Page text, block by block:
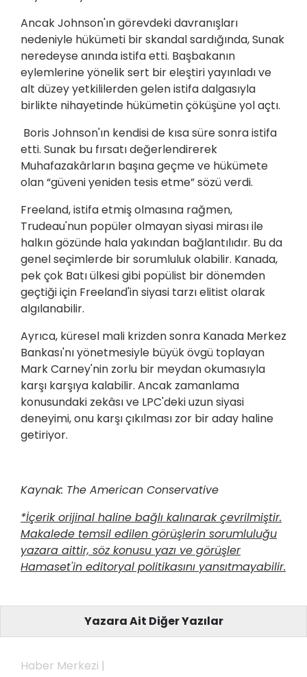
Ancak Johnson'ın görevdeki davranışları
nedeniyle hükümeti bir skandal sardığında, Sunak
neredeyse anında istifa etti. Başbakanın
eylemlerine yönelik sert bir eleştiri yayınladı ve
alt düzey yetkililerden gelen istifa dalgasıyla
birlikte nihayetinde hükümetin çöküşüne yol açtı.
Boris Johnson'ın kendisi de kısa süre sonra istifa
etti. Sunak bu fırsatı değerlendirerek
Muhafazakârların başına geçme ve hükümete
olan “güveni yeniden tesis etme” sözü verdi.
Freeland, istifa etmiş olmasına rağmen,
Trudeau'nun popüler olmayan siyasi mirası ile
halkın gözünde hala yakından bağlantılıdır. Bu da
genel seçimlerde bir sorumluluk olabilir. Kanada,
pek çok Batı ülkesi gibi popülist bir dönemden
geçtiği için Freeland'in siyasi tarzı elitist olarak
algılanabilir.
Ayrıca, küresel mali krizden sonra Kanada Merkez
Bankası'nı yönetmesiyle büyük övgü toplayan
Mark Carney'nin zorlu bir meydan okumasıyla
karşı karşıya kalabilir. Ancak zamanlama
konusundaki zekâsı ve LPC'deki uzun siyasi
deneyimi, onu karşı çıkılması zor bir aday haline
getiriyor.
Kaynak: The American Conservative
*İçerik orijinal haline bağlı kalınarak çevrilmiştir.
Makalede temsil edilen görüşlerin sorumluluğu
yazara aittir, söz konusu yazı ve görüşler
Hamaset'in editoryal politikasını yansıtmayabilir.
Yazara Ait Diğer Yazılar
Haber Merkezi |